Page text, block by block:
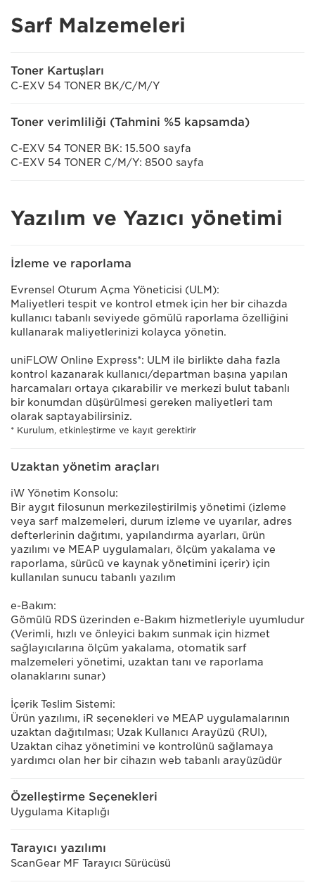
Sarf Malzemeleri
Toner Kartuşları
C-EXV 54 TONER BK/C/M/Y
Toner verimliliği (Tahmini %5 kapsamda)
C-EXV 54 TONER BK: 15.500 sayfa
C-EXV 54 TONER C/M/Y: 8500 sayfa
Yazılım ve Yazıcı yönetimi
İzleme ve raporlama
Evrensel Oturum Açma Yöneticisi (ULM):
Maliyetleri tespit ve kontrol etmek için her bir cihazda
kullanıcı tabanlı seviyede gömülü raporlama özelliğini
kullanarak maliyetlerinizi kolayca yönetin.
uniFLOW Online Express*: ULM ile birlikte daha fazla
kontrol kazanarak kullanıcı/departman başına yapılan
harcamaları ortaya çıkarabilir ve merkezi bulut tabanlı
bir konumdan düşürülmesi gereken maliyetleri tam
olarak saptayabilirsiniz.
* Kurulum, etkinleştirme ve kayıt gerektirir
Uzaktan yönetim araçları
iW Yönetim Konsolu:
Bir aygıt filosunun merkezileştirilmiş yönetimi (izleme
veya sarf malzemeleri, durum izleme ve uyarılar, adres
defterlerinin dağıtımı, yapılandırma ayarları, ürün
yazılımı ve MEAP uygulamaları, ölçüm yakalama ve
raporlama, sürücü ve kaynak yönetimini içerir) için
kullanılan sunucu tabanlı yazılım
e-Bakım:
Gömülü RDS üzerinden e-Bakım hizmetleriyle uyumludur
(Verimli, hızlı ve önleyici bakım sunmak için hizmet
sağlayıcılarına ölçüm yakalama, otomatik sarf
malzemeleri yönetimi, uzaktan tanı ve raporlama
olanaklarını sunar)
İçerik Teslim Sistemi:
Ürün yazılımı, iR seçenekleri ve MEAP uygulamalarının
uzaktan dağıtılması; Uzak Kullanıcı Arayüzü (RUI),
Uzaktan cihaz yönetimini ve kontrolünü sağlamaya
yardımcı olan her bir cihazın web tabanlı arayüzüdür
Özelleştirme Seçenekleri
Uygulama Kitaplığı
Tarayıcı yazılımı
ScanGear MF Tarayıcı Sürücüsü